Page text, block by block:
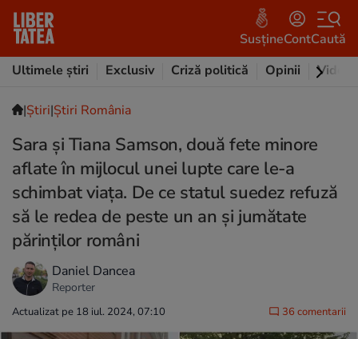
SusțineContCaută
Ultimele știri
Exclusiv Criză politică Opinii Video
|Ştiri|Știri România
Sara și Tiana Samson, două fete minore
aflate în mijlocul unei lupte care le-a
schimbat viața. De ce statul suedez refuză
să le redea de peste un an și jumătate
părinților români
Daniel Dancea
Reporter
Actualizat pe 18 iul. 2024, 07:10 36 comentarii